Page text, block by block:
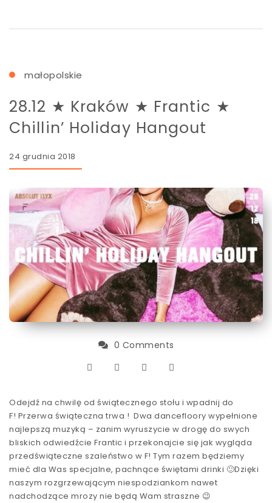
małopolskie
28.12 ★ Kraków ★ Frantic ★
Chillin’ Holiday Hangout
24 grudnia 2018
0 Comments
Odejdź na chwilę od świątecznego stołu i wpadnij do
F! Przerwa świąteczna trwa ! Dwa dancefloory wypełnione
najlepszą muzyką – zanim wyruszycie w drogę do swych
bliskich odwiedźcie Frantic i przekonajcie się jak wygląda
przedświąteczne szaleństwo w F! Tym razem będziemy
mieć dla Was specjalne, pachnące świętami drinki 🙂Dzięki
naszym rozgrzewającym niespodziankom nawet
nadchodzące mrozy nie będą Wam straszne 😉